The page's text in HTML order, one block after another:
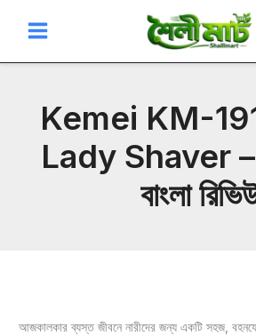
Kemei KM-
Lady Shaver –
বাংলা
আজকালকার ব্যস্ত জীবনে নারীদের জন্য একটি সহজ,